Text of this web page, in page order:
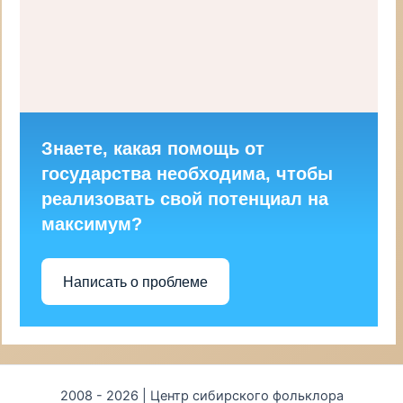
Знаете, какая помощь от
государства необходима, чтобы
реализовать свой потенциал на
максимум?
Написать о проблеме
2008 - 2026 | Центр сибирского фольклора